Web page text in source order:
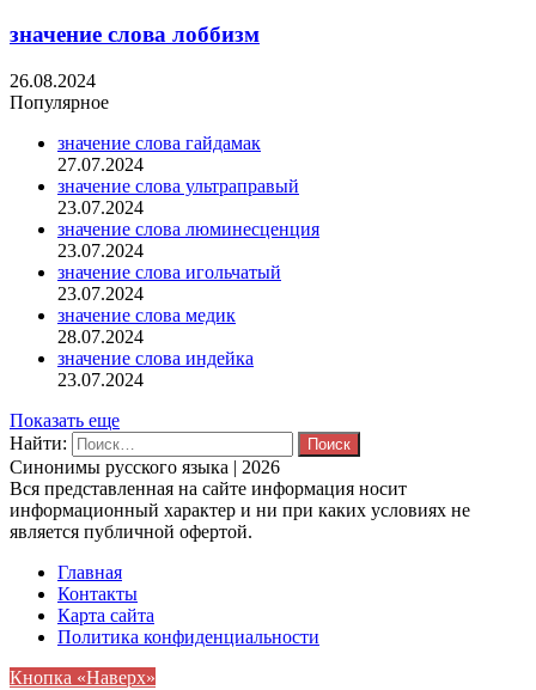
значение слова лоббизм
26.08.2024
Популярное
значение слова гайдамак
27.07.2024
значение слова ультраправый
23.07.2024
значение слова люминесценция
23.07.2024
значение слова игольчатый
23.07.2024
значение слова медик
28.07.2024
значение слова индейка
23.07.2024
Показать еще
Найти:
Синонимы русского языка | 2026
Вся представленная на сайте информация носит
информационный характер и ни при каких условиях не
является публичной офертой.
Главная
Контакты
Карта сайта
Политика конфиденциальности
Кнопка «Наверх»